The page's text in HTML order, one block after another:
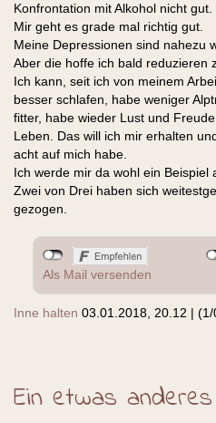
Konfrontation mit Alkohol nicht gut.
Mir geht es grade mal richtig gut.
Meine Depressionen sind nahezu
Aber die hoffe ich bald reduzieren
Ich kann, seit ich von meinem
besser schlafen, habe weniger
fitter, habe wieder Lust und
Leben. Das will ich mir erhalten
acht auf mich habe.
Ich werde mir da wohl ein Beispiel
Zwei von Drei haben sich
gezogen.
Als Mail versenden
Inne halten 03.01.2018, 20.12 | (1/
Ein etwas